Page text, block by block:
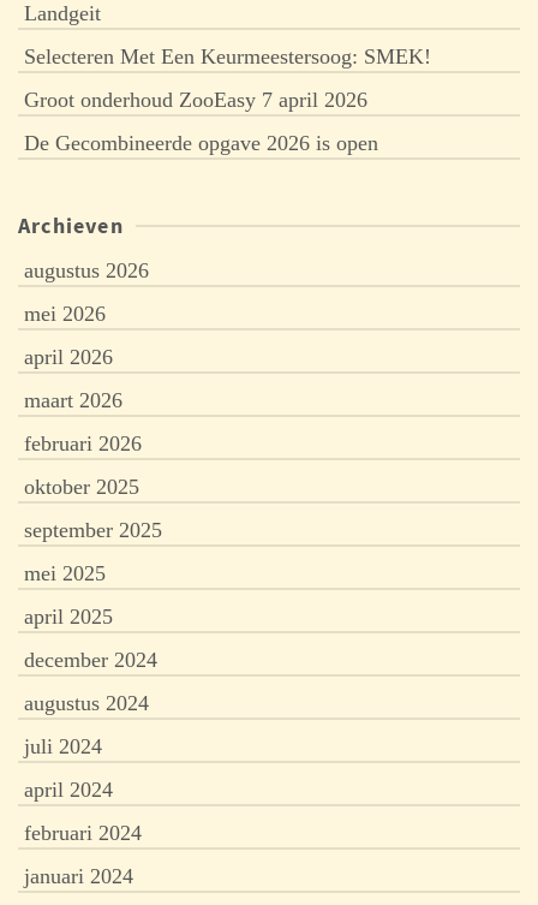
Landgeit
Selecteren Met Een Keurmeestersoog: SMEK!
Groot onderhoud ZooEasy 7 april 2026
De Gecombineerde opgave 2026 is open
Archieven
augustus 2026
mei 2026
april 2026
maart 2026
februari 2026
oktober 2025
september 2025
mei 2025
april 2025
december 2024
augustus 2024
juli 2024
april 2024
februari 2024
januari 2024